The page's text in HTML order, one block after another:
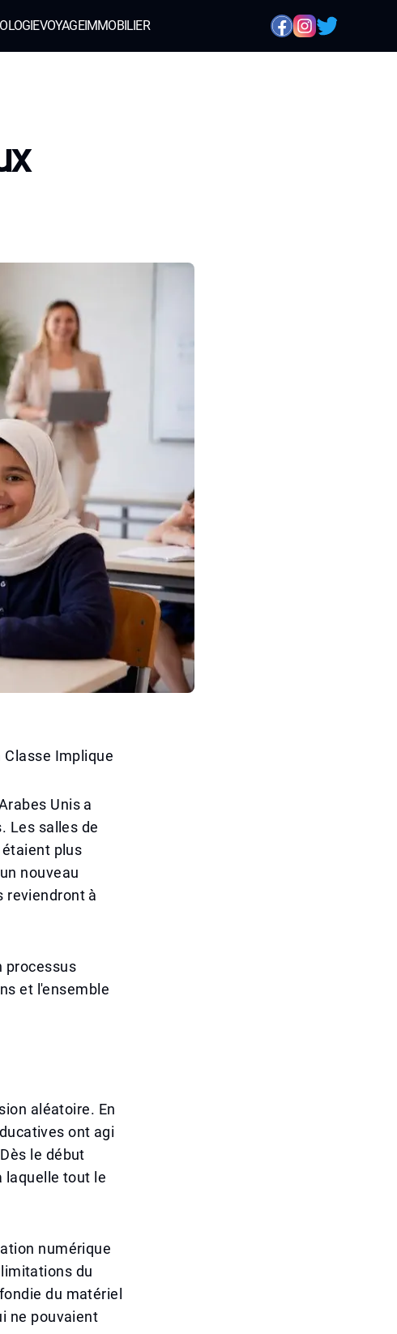
VOYAGEIMMOBILIER
Classe Implique
Unis a
Les salles de
plus
nouveau
reviendront à
processus
et l'ensemble
aléatoire. En
ont agi
le début
laquelle tout le
numérique
du
du matériel
ne pouvaient